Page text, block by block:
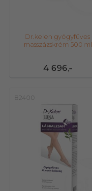
4 696,-
Dr.kelen gyógyfüves
masszázskrém 500 ml
82400